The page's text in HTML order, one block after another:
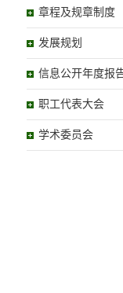
章程及规章制度
发展规划
信息公开年度报
职工代表大会
学术委员会